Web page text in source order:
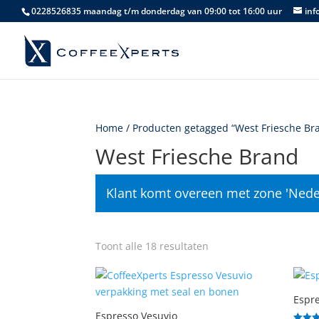
0228526835 maandag t/m donderdag van 09:00 tot 16:00 uur
Home / Producten getagged “West Friesche
West Friesche Brand
Klant komt overeen met zone
Toont alle 18 resultaten
populariteit
Espresso Vesuvio